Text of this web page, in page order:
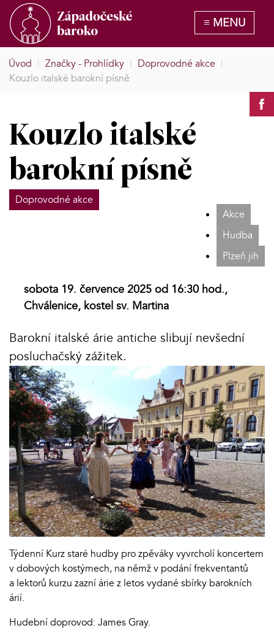
Úvod | Značky - Prohlídky | Doprovodné akce |
Kouzlo italské barokní písně
Kouzlo italské
barokní písně
Doprovodné akce
Akce
Hudba
Plzeň jih
sobota 19. července 2025 od 16:30 hod.,
Chválenice, kostel sv. Martina
Barokní italské árie antiche slibují nevšední
posluchačský zážitek.
Týdenní Kurz staré hudby pro zpěváky vyvrcholí koncertem
v dobových kostýmech, na němž v podání frekventantů
a lektorů kurzu zazní árie z letos vydané sbírky barokních
árií.
Hudební doprovod: James Gray.